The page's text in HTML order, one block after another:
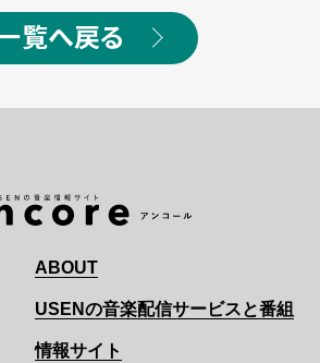
覧へ戻る
ABOUT
USENの音楽配信サービスと番組
情報サイト